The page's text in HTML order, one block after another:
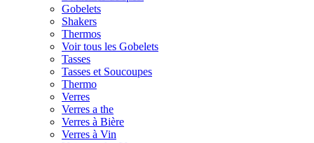
Gobelets
Shakers
Thermos
Voir tous les Gobelets
Tasses
Tasses et Soucoupes
Thermo
Verres
Verres a the
Verres à Bière
Verres à Vin